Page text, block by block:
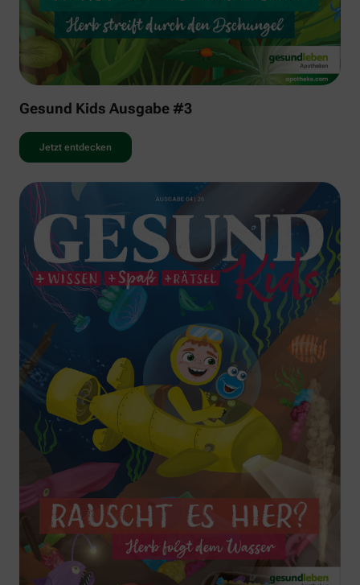
Gesund Kids Ausgabe #3
Jetzt entdecken